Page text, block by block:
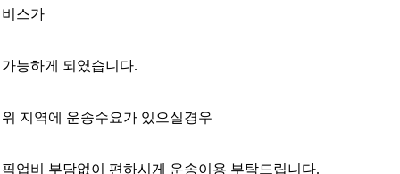
한국 서울
비스가
가능하게 되였습니다.
위 지역에 운송수요가 있으실경우
픽업비 부담없이 편하시게 운송이용 부탁드립니다.